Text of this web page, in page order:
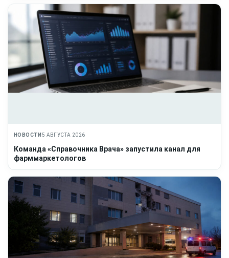
НОВОСТИ 5 АВГУСТА 2026
Команда «Справочника Врача» запустила канал для
фарммаркетологов